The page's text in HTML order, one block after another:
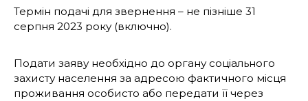
Термін подачі для звернення – не пізніше 31
серпня 2023 року (включно).
Подати заяву необхідно до органу соціального
захисту населення за адресою фактичного місця
проживання особисто або передати її через